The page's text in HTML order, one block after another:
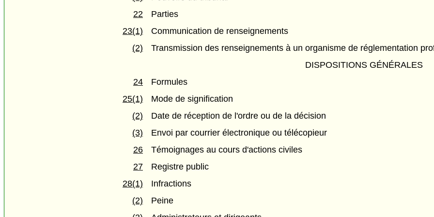
22
Parties
23(1)
Communication de renseignements
(2)
Transmission des renseignements à un organisme de réglementation
DISPOSITIONS GÉNÉRALES
24
Formules
25(1)
Mode de signification
(2)
Date de réception de l'ordre ou de la décision
(3)
Envoi par courrier électronique ou télécopieur
26
Témoignages au cours d'actions civiles
27
Registre public
28(1)
Infractions
(2)
Peine